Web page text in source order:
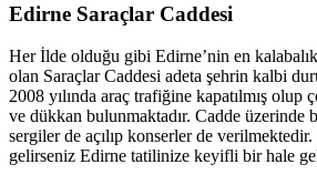
Edirne Saraçlar Caddesi
Her İlde olduğu gibi Edirne’nin en
olan Saraçlar Caddesi adeta şehrin kalbi
2008 yılında araç trafiğine kapatılmış olup
ve dükkan bulunmaktadır. Cadde üzerinde
sergiler de açılıp konserler de
gelirseniz Edirne tatilinize keyifli bir hale